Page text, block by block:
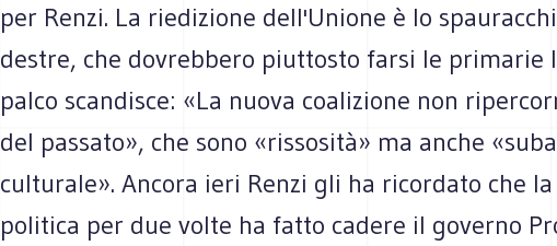
per Renzi. La riedizione dell'Unione è lo
destre, che dovrebbero piuttosto farsi le primarie
palco scandisce: «La nuova coalizione non
del passato», che sono «rissosità» ma anche
culturale». Ancora ieri Renzi gli ha ricordato che
politica per due volte ha fatto cadere il governo